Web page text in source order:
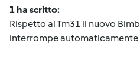
1 ha scritto:
Rispetto al Tm31 il nuovo
interrompe